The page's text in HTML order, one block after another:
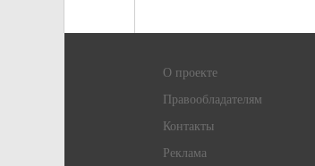
О проекте
Правообладателям
Контакты
Реклама